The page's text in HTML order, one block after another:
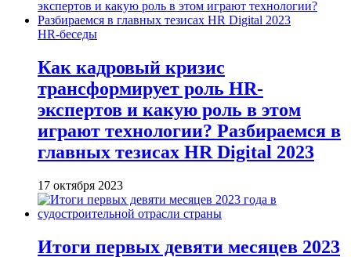
HR-беседы
Как кадровый кризис
трансформирует роль HR-
экспертов и какую роль в этом
играют технологии? Разбираемся в
главных тезисах HR Digital 2023
17 октября 2023
Итоги первых девяти месяцев 2023